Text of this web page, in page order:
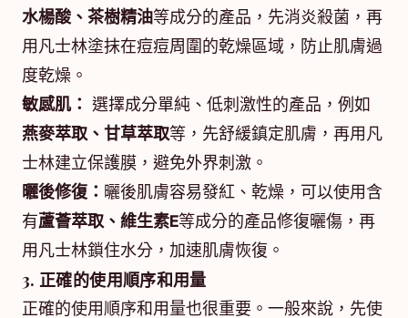
水楊酸、茶樹精油等成分的產品，先消炎殺菌，再
用凡士林塗抹在痘痘周圍的乾燥區域，防止肌膚過
度乾燥。
敏感肌： 選擇成分單純、低刺激性的產品，例如
燕麥萃取、甘草萃取等，先舒緩鎮定肌膚，再用凡
士林建立保護膜，避免外界刺激。
曬後修復： 曬後肌膚容易發紅、乾燥，可以使用含
有蘆薈萃取、維生素E等成分的產品修復曬傷，再
用凡士林鎖住水分，加速肌膚恢復。
3. 正確的使用順序和用量
正確的使用順序和用量也很重要。一般來說，先使